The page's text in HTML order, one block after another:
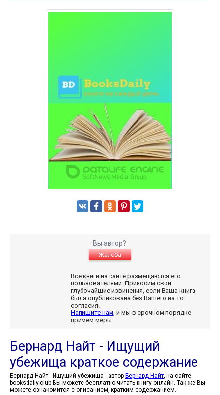
Вы автор?
Жалоба
Все книги на сайте размещаются его
пользователями. Приносим свои
глубочайшие извинения, если Ваша книга
была опубликована без Вашего на то
согласия.
Напишите нам, и мы в срочном порядке
примем меры.
Бернард Найт - Ищущий
убежища краткое содержание
Бернард Найт - Ищущий убежища - автор Бернард Найт, на сайте
booksdaily.club Вы можете бесплатно читать книгу онлайн. Так же Вы
можете ознакомится с описанием, кратким содержанием.